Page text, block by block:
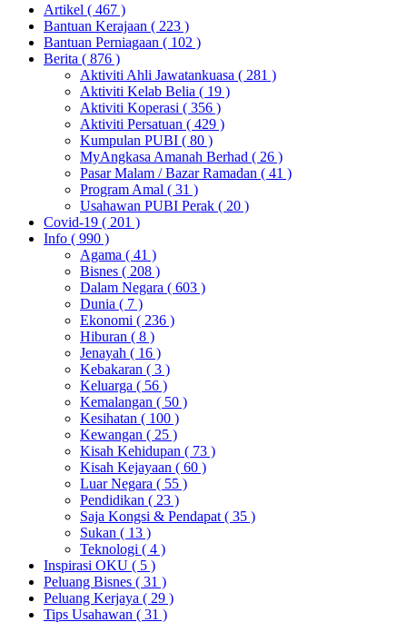
Artikel ( 467 )
Bantuan Kerajaan ( 223 )
Bantuan Perniagaan ( 102 )
Berita ( 876 )
Aktiviti Ahli Jawatankuasa ( 281 )
Aktiviti Kelab Belia ( 19 )
Aktiviti Koperasi ( 356 )
Aktiviti Persatuan ( 429 )
Kumpulan PUBI ( 80 )
MyAngkasa Amanah Berhad ( 26 )
Pasar Malam / Bazar Ramadan ( 41 )
Program Amal ( 31 )
Usahawan PUBI Perak ( 20 )
Covid-19 ( 201 )
Info ( 990 )
Agama ( 41 )
Bisnes ( 208 )
Dalam Negara ( 603 )
Dunia ( 7 )
Ekonomi ( 236 )
Hiburan ( 8 )
Jenayah ( 16 )
Kebakaran ( 3 )
Keluarga ( 56 )
Kemalangan ( 50 )
Kesihatan ( 100 )
Kewangan ( 25 )
Kisah Kehidupan ( 73 )
Kisah Kejayaan ( 60 )
Luar Negara ( 55 )
Pendidikan ( 23 )
Saja Kongsi & Pendapat ( 35 )
Sukan ( 13 )
Teknologi ( 4 )
Inspirasi OKU ( 5 )
Peluang Bisnes ( 31 )
Peluang Kerjaya ( 29 )
Tips Usahawan ( 31 )